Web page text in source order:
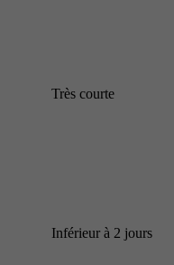
Très courte
Inférieur à 2 jours